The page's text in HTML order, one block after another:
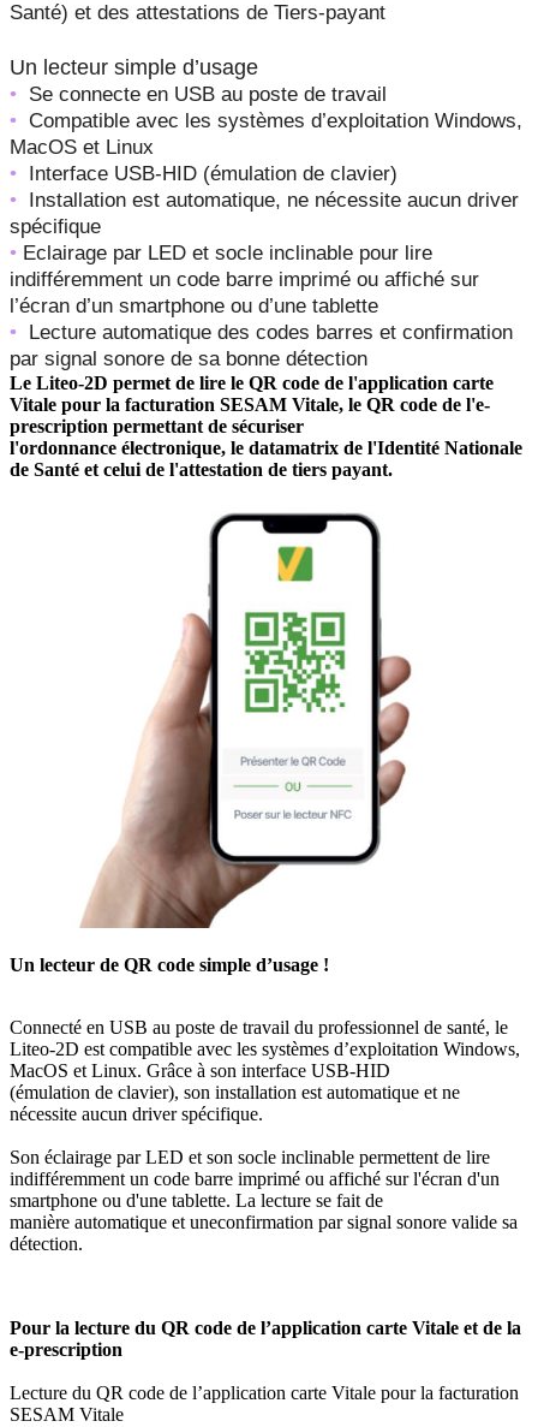
Santé) et des attestations de Tiers-payant
Un lecteur simple d’usage
•
Se connecte en USB au poste de travail
• Compatible avec les systèmes d’exploitation Windows,
MacOS et Linux
•
Interface USB-HID (émulation de clavier)
•
Installation est automatique, ne nécessite aucun driver
spécifique
• Eclairage par LED et socle inclinable pour lire
indifféremment un code barre imprimé ou affiché sur
l’écran d’un smartphone ou d’une tablette
• Lecture automatique des codes barres et confirmation
par signal sonore de sa bonne détection
Le Liteo-2D permet de lire le QR code de l'application carte
Vitale pour la facturation SESAM Vitale, le QR code de l'e-
prescription permettant de sécuriser
l'ordonnance électronique, le datamatrix de l'Identité Nationale
de Santé et celui de l'attestation de tiers payant.
Un lecteur de QR code simple d’usage !
Connecté en USB au poste de travail du professionnel de santé, le
Liteo-2D est compatible avec les systèmes d’exploitation Windows,
MacOS et Linux. Grâce à son interface USB-HID
(émulation de clavier), son installation est automatique et ne
nécessite aucun driver spécifique.
Son éclairage par LED et son socle inclinable permettent de lire
indifféremment un code barre imprimé ou affiché sur l'écran d'un
smartphone ou d'une tablette. La lecture se fait de
manière automatique et uneconfirmation par signal sonore valide sa
détection.
Pour la lecture du QR code de l’application carte Vitale et de la
e-prescription
Lecture du QR code de l’application carte Vitale pour la facturation
SESAM Vitale